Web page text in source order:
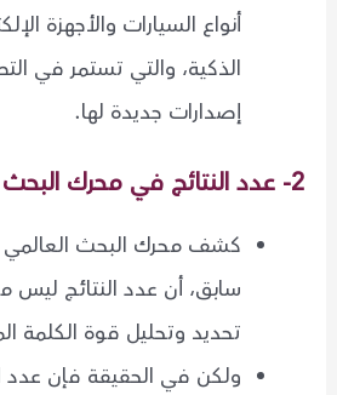
أنواع السيارات والأجهزة
الذكية، والتي تستمر في
إصدارات جديدة لها.
2- عدد النتائج في محرك البحث
كشف محرك البحث
سابق، أن عدد النتائج
تحديد وتحليل قوة الكلمة
ولكن في الحقيقة فإن عدد